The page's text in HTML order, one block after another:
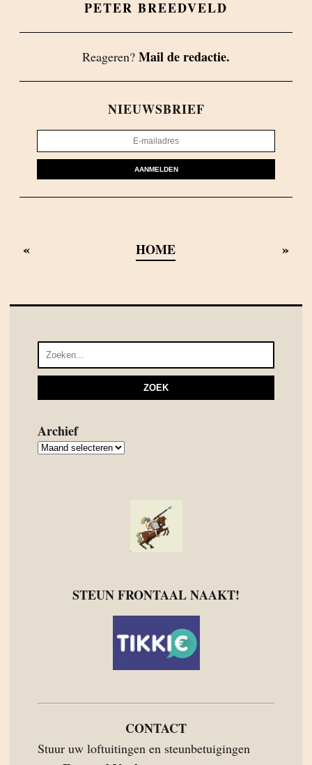
PETER BREEDVELD
Reageren? Mail de redactie.
NIEUWSBRIEF
AANMELDEN
« HOME »
Archief
Archief
STEUN FRONTAAL NAAKT!
CONTACT
Stuur uw loftuitingen en steunbetuigingen